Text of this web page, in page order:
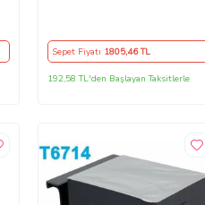
Sepet Fiyatı 1805,46 TL
192,58 TL'den Başlayan Taksitlerle